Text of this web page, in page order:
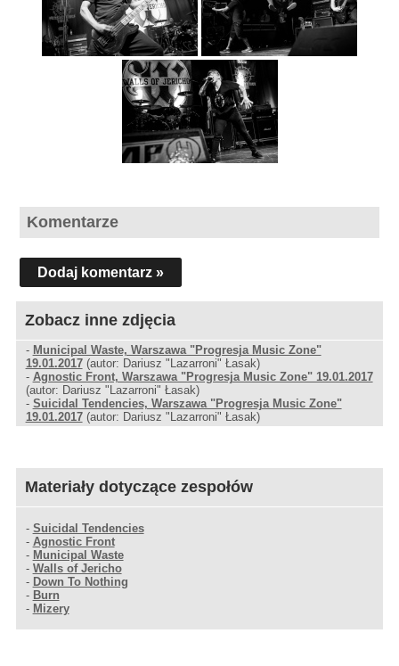
Komentarze
Dodaj komentarz »
Zobacz inne zdjęcia
- Municipal Waste, Warszawa "Progresja Music Zone"
19.01.2017(autor: Dariusz "Lazarroni" Łasak)
- Agnostic Front, Warszawa "Progresja Music Zone" 19.01.2017
(autor: Dariusz "Lazarroni" Łasak)
- Suicidal Tendencies, Warszawa "Progresja Music Zone"
19.01.2017(autor: Dariusz "Lazarroni" Łasak)
Materiały dotyczące zespołów
- Suicidal Tendencies
- Agnostic Front
- Municipal Waste
- Walls of Jericho
- Down To Nothing
- Burn
- Mizery